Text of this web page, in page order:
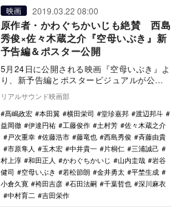
映画 2019.03.22 08:00
原作者・かわぐちかいじも絶賛 西島
秀俊×佐々木蔵之介『空母いぶき』新
予告編＆ポスター公開
5月24日に公開される映画『空母いぶき』よ
り、新予告編とポスタービジュアルが公開
発…
リアルサウンド映画部
髙嶋政宏
本田翼 横田栄司 堂珍嘉邦
渡辺邦斗
益岡徹
伊達円祐 工藤俊作 土村芳
佐々木蔵之介
戸次重幸
佐藤浩市 藤竜也 西島秀俊
斉藤由貴
市原隼人
玉木宏 中井貴一 片桐仁
三浦誠己
村上淳
和田正人 かわぐちかいじ 山内圭哉
岩谷
健司
空母いぶき 若松節朗 金井勇太
平埜生成
小倉久寛
袴田吉彦 石田法嗣 千葉哲也
深川麻衣
中村育二
吉田栄作